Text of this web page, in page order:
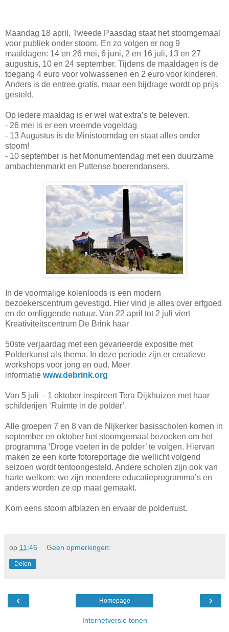
Maandag 18 april, Tweede Paasdag staat het stoomgemaal
voor publiek onder stoom. En zo volgen er nog 9
maaldagen: 14 en 26 mei, 6 juni, 2 en 16 juli, 13 en 27
augustus, 10 en 24 september. Tijdens de maaldagen is de
toegang 4 euro voor volwassenen en 2 euro voor kinderen.
Anders is de entree gratis, maar een bijdrage wordt op prijs
gesteld.
Op iedere maaldag is er wel wat extra’s te beleven.
- 26 mei is er een vreemde vogeldag
- 13 Augustus is de Ministoomdag en staat alles onder
stoom!
- 10 september is het Monumentendag met een duurzame
ambachtenmarkt en Puttense boerendansers.
In de voormalige kolenloods is een modern
bezoekerscentrum gevestigd. Hier vind je alles over erfgoed
en de omliggende natuur. Van 22 april tot 2 juli viert
Kreativiteitscentrum De Brink haar
50ste verjaardag met een gevarieerde expositie met
Polderkunst als thema. In deze periode zijn er creatieve
workshops voor jong en oud. Meer
informatie www.debrink.org
Van 5 juli – 1 oktober inspireert Tera Dijkhuizen met haar
schilderijen ‘Ruimte in de polder’.
Alle groepen 7 en 8 van de Nijkerker basisscholen komen in
september en oktober het stoomgemaal bezoeken om het
programma ‘Droge voeten in de polder’ te volgen. Hiervan
maken ze een korte fotoreportage die wellicht volgend
seizoen wordt tentoongesteld. Andere scholen zijn ook van
harte welkom; we zijn meerdere educatieprogramma’s en
anders worden ze op maat gemaakt.
Kom eens stoom afblazen en ervaar de polderrust.
op 11:46 Geen opmerkingen:
Delen
‹ ›
Homepage
Internetversie tonen